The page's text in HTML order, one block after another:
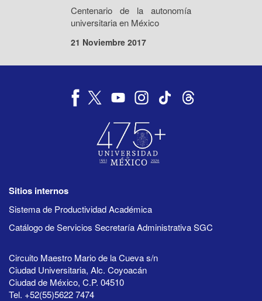
Centenario de la autonomía
universitaria en México
21 Noviembre 2017
Sitios internos
Sistema de Productividad Académica
Catálogo de Servicios Secretaría Administrativa SGC
Circuito Maestro Mario de la Cueva s/n
Ciudad Universitaria, Alc. Coyoacán
Ciudad de México, C.P. 04510
Tel. +52(55)5622 7474